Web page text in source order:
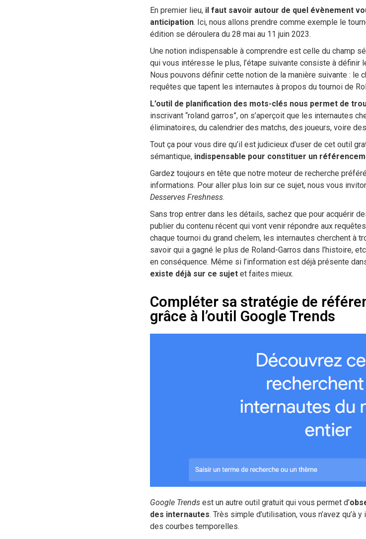
En premier lieu, il faut savoir autour de quel évènement
anticipation. Ici, nous allons prendre comme exemple le
édition se déroulera du 28 mai au 11 juin 2023.
Une notion indispensable à comprendre est celle du champ
qui vous intéresse le plus, l’étape suivante consiste à définir
Nous pouvons définir cette notion de la manière suivante : le
requêtes que tapent les internautes à propos du tournoi de
L’outil de planification des mots-clés nous permet de
inscrivant “roland garros”, on s’aperçoit que les internautes
éliminatoires, du calendrier des matchs, des joueurs, voire
Tout ça pour vous dire qu’il est judicieux d’user de cet outil
sémantique, indispensable pour constituer un
Gardez toujours en tête que notre moteur de recherche
informations. Pour aller plus loin sur ce sujet, nous vous
Desserves Freshness.
Sans trop entrer dans les détails, sachez que pour acquérir
publier du contenu récent qui vont venir répondre aux
chaque tournoi du grand chelem, les internautes cherchent à
savoir qui a gagné le plus de Roland-Garros dans l’histoire,
en conséquence. Même si l’information est déjà présente
existe déjà sur ce sujet et faites mieux.
Compléter sa stratégie de
grâce à l’outil Google Trends
Google Trends est un autre outil gratuit qui vous permet d’
des internautes. Très simple d’utilisation, vous n’avez qu’à
des courbes temporelles.